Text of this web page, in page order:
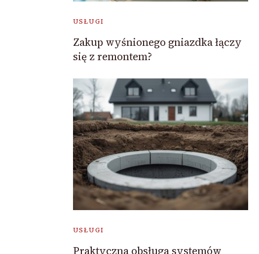
USŁUGI
Zakup wyśnionego gniazdka łączy
się z remontem?
USŁUGI
Praktyczna obsługa systemów